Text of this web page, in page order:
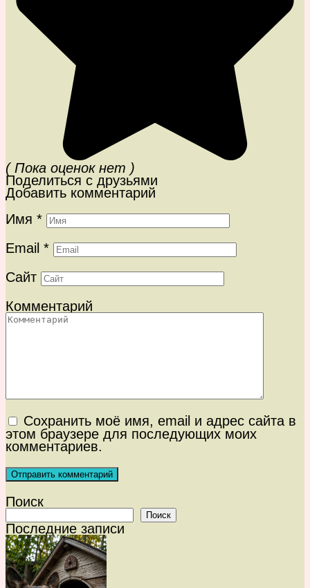
( Пока оценок нет )
Поделиться с друзьями
Добавить комментарий
Имя *
Email *
Сайт
Комментарий
Сохранить моё имя, email и адрес сайта в
этом браузере для последующих моих
комментариев.
Поиск
Поиск
Последние записи